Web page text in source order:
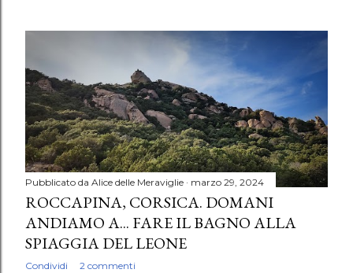
P
o
s
t
Pubblicato da Alice delle Meraviglie marzo 29, 2024
ROCCAPINA, CORSICA. DOMANI
ANDIAMO A... FARE IL BAGNO ALLA
SPIAGGIA DEL LEONE
Condividi 2 commenti